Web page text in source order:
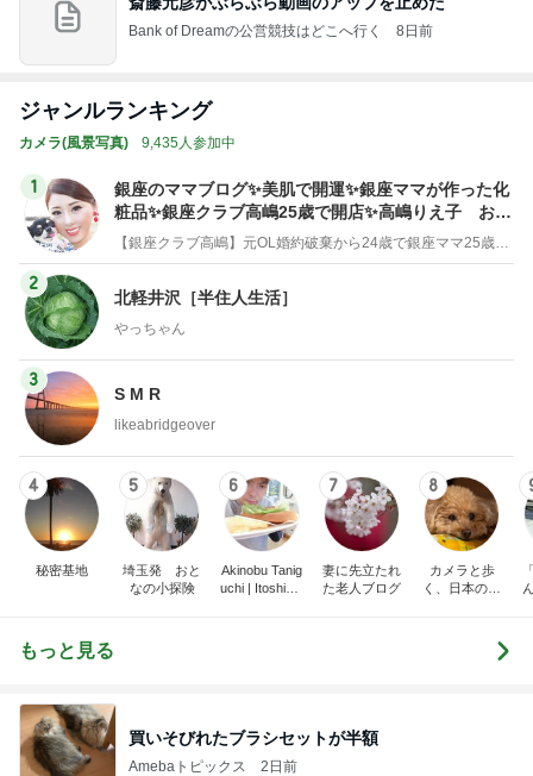
Bank of Dreamの公営競技はどこへ行く 8日前
ジャンルランキング
カメラ(風景写真) 9,435人参加中
1
銀座のママブログ✨美肌で開運✨銀座ママが作った化
粧品✨銀座クラブ高嶋25歳で開店✨高嶋りえ子 お着
物でエルメス バーキン コーデ
【銀座クラブ高嶋】元OL婚約破棄から24歳で銀座ママ25歳でオーナーママ銀座 美肌で開運♡パワースポット巡り高嶋りえ子ブログ
2
北軽井沢［半住人生活］
やっちゃん
3
S M R
likeabridgeover
4
秘密基地
5
埼玉発 おと
なの小探険
6
Akinobu Tanig
uchi | Itoshima
7
妻に先立たれ
た老人ブログ
8
カメラと歩
く、日本の風
もっと見る
買いそびれたブラシセットが半額
Amebaトピックス 2日前